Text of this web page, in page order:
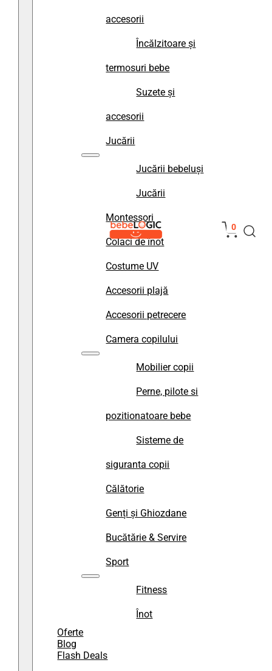
accesorii
Încălzitoare și
termosuri bebe
Suzete și
accesorii
Jucării
Jucării bebeluși
Jucării
Montessori
Colaci de înot
Costume UV
Accesorii plajă
Accesorii petrecere
Camera copilului
Mobilier copii
Perne, pilote si
pozitionatoare bebe
Sisteme de
siguranta copii
Călătorie
Genți și Ghiozdane
Bucătărie & Servire
Sport
Fitness
Înot
Oferte
Blog
Flash Deals
0